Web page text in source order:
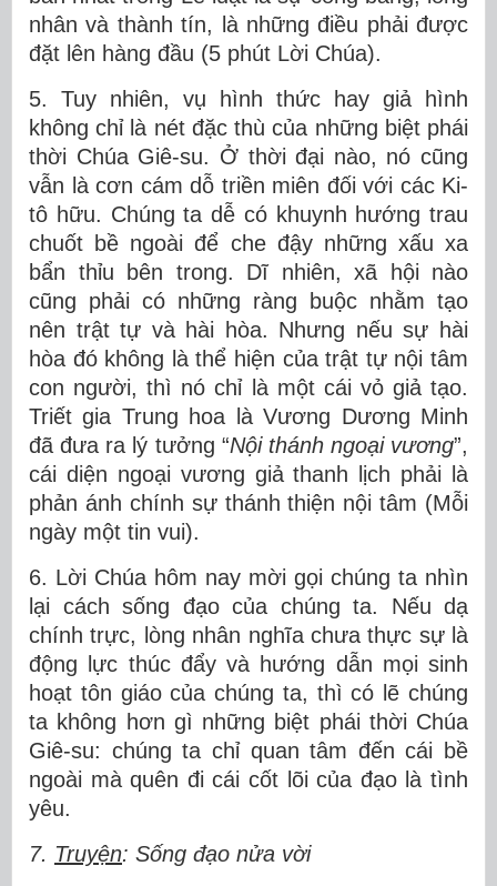
nhân và thành tín, là những điều phải được
đặt lên hàng đầu (5 phút Lời Chúa).
5. Tuy nhiên, vụ hình thức hay giả hình
không chỉ là nét đặc thù của những biệt phái
thời Chúa Giê-su. Ở thời đại nào, nó cũng
vẫn là cơn cám dỗ triền miên đối với các Ki-
tô hữu. Chúng ta dễ có khuynh hướng trau
chuốt bề ngoài để che đậy những xấu xa
bẩn thỉu bên trong. Dĩ nhiên, xã hội nào
cũng phải có những ràng buộc nhằm tạo
nên trật tự và hài hòa. Nhưng nếu sự hài
hòa đó không là thể hiện của trật tự nội tâm
con người, thì nó chỉ là một cái vỏ giả tạo.
Triết gia Trung hoa là Vương Dương Minh
đã đưa ra lý tưởng “Nội thánh ngoại vương”,
cái diện ngoại vương giả thanh lịch phải là
phản ánh chính sự thánh thiện nội tâm (Mỗi
ngày một tin vui).
6. Lời Chúa hôm nay mời gọi chúng ta nhìn
lại cách sống đạo của chúng ta. Nếu dạ
chính trực, lòng nhân nghĩa chưa thực sự là
động lực thúc đẩy và hướng dẫn mọi sinh
hoạt tôn giáo của chúng ta, thì có lẽ chúng
ta không hơn gì những biệt phái thời Chúa
Giê-su: chúng ta chỉ quan tâm đến cái bề
ngoài mà quên đi cái cốt lõi của đạo là tình
yêu.
7. Truyện: Sống đạo nửa vời